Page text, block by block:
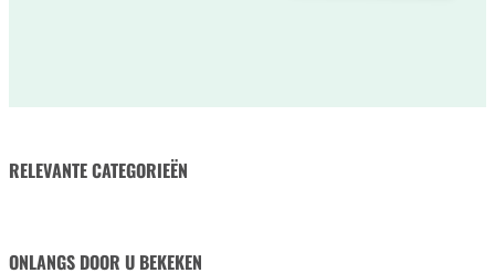
RELEVANTE CATEGORIEËN
ONLANGS DOOR U BEKEKEN